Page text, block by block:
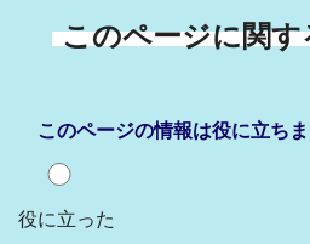
このページに関
このページの情報は役に立ち
役に立った